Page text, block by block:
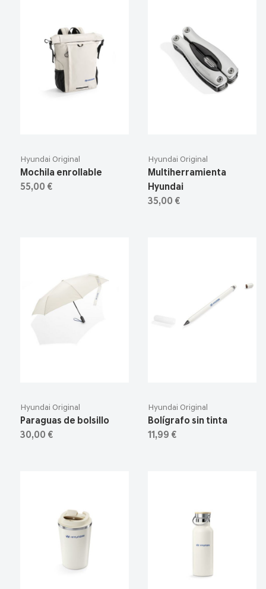
Hyundai Original
Mochila enrollable
55,00 €
Hyundai Original
Multiherramienta
Hyundai
35,00 €
Hyundai Original
Paraguas de bolsillo
30,00 €
Hyundai Original
Bolígrafo sin tinta
11,99 €